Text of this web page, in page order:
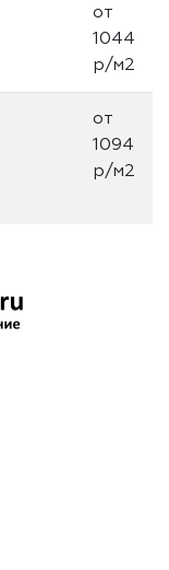
от
1044
р/м2
от
1094
р/м2